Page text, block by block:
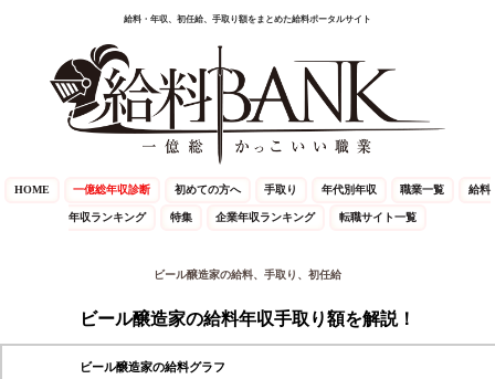
給料・年収、初任給、手取り額をまとめた給料ポータルサイト
HOME 一億総年収診断 初めての方へ 手取り 年代別年収 職業一覧 給料
年収ランキング 特集 企業年収ランキング 転職サイト一覧
ビール醸造家の給料、手取り、初任給
ビール醸造家の給料年収手取り額を解説！
ビール醸造家の給料グラフ